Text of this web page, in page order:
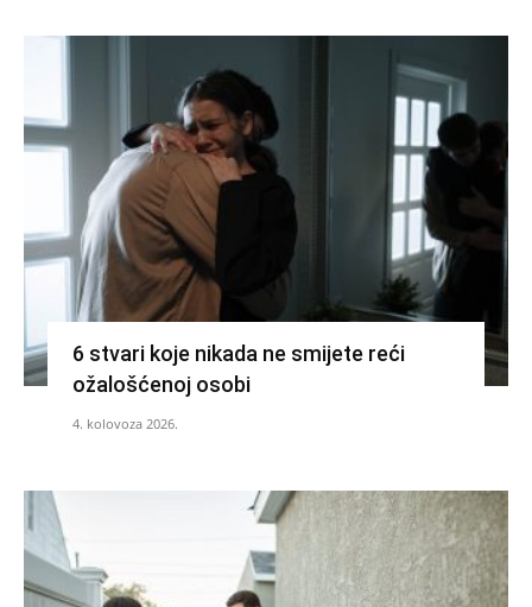
6 stvari koje nikada ne smijete reći
ožalošćenoj osobi
4. kolovoza 2026.